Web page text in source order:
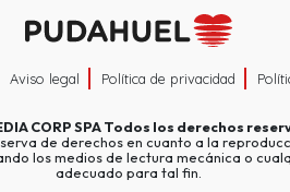
Aviso legal Política de privacidad
CORP SPATodos los derechos
de derechos en cuanto a la
los medios de lectura mecánica o
adecuado para tal fin.